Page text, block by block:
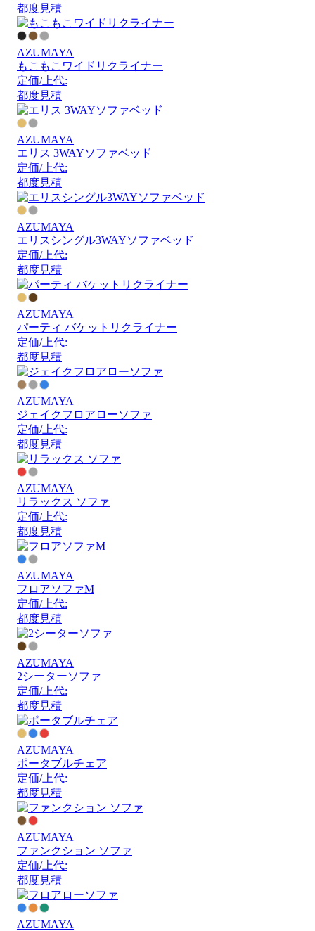
都度見積
AZUMAYA
もこもこワイドリクライナー
定価/上代:
都度見積
AZUMAYA
エリス 3WAYソファベッド
定価/上代:
都度見積
AZUMAYA
エリスシングル3WAYソファベッド
定価/上代:
都度見積
AZUMAYA
パーティ バケットリクライナー
定価/上代:
都度見積
AZUMAYA
ジェイクフロアローソファ
定価/上代:
都度見積
AZUMAYA
リラックス ソファ
定価/上代:
都度見積
AZUMAYA
フロアソファM
定価/上代:
都度見積
AZUMAYA
2シーターソファ
定価/上代:
都度見積
AZUMAYA
ポータブルチェア
定価/上代:
都度見積
AZUMAYA
ファンクション ソファ
定価/上代:
都度見積
AZUMAYA